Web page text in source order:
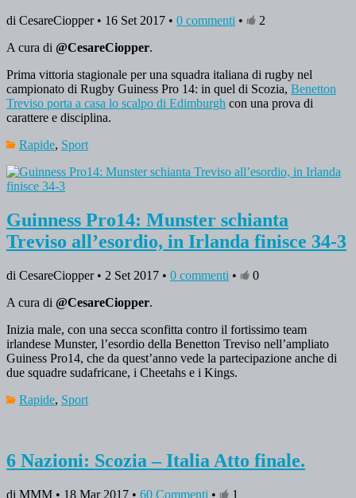
di CesareCiopper • 16 Set 2017 • 0 commenti •
2
A cura di @CesareCiopper.
Prima vittoria stagionale per una squadra italiana di rugby nel
campionato di Rugby Guiness Pro 14: in quel di Scozia, Benetton
Treviso porta a casa lo scalpo di Edimburgh con una prova di
carattere e disciplina.
Rapide, Sport
Guinness Pro14: Munster schianta
Treviso all’esordio, in Irlanda finisce 34-3
di CesareCiopper • 2 Set 2017 • 0 commenti •
0
A cura di @CesareCiopper.
Inizia male, con una secca sconfitta contro il fortissimo team
irlandese Munster, l’esordio della Benetton Treviso nell’ampliato
Guiness Pro14, che da quest’anno vede la partecipazione anche di
due squadre sudafricane, i Cheetahs e i Kings.
Rapide, Sport
6 Nazioni: Scozia – Italia Atto finale.
di MMM • 18 Mar 2017 • 60 Commenti •
1